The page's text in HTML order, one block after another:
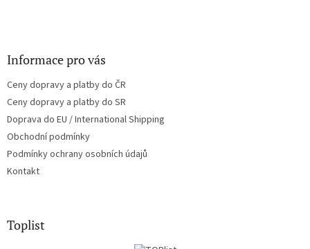
Informace pro vás
Ceny dopravy a platby do ČR
Ceny dopravy a platby do SR
Doprava do EU / International Shipping
Obchodní podmínky
Podmínky ochrany osobních údajů
Kontakt
Toplist